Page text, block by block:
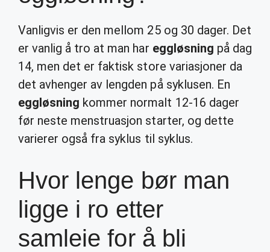
Vanligvis er den mellom 25 og 30 dager. Det
er vanlig å tro at man har eggløsning på dag
14, men det er faktisk store variasjoner da
det avhenger av lengden på syklusen. En
eggløsning kommer normalt 12-16 dager
før neste menstruasjon starter, og dette
varierer også fra syklus til syklus.
Hvor lenge bør man
ligge i ro etter
samleie for å bli